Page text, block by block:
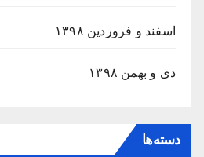
اسفند و فروردین ۱۳۹۸
دی و بهمن ۱۳۹۸
دسته‌ها